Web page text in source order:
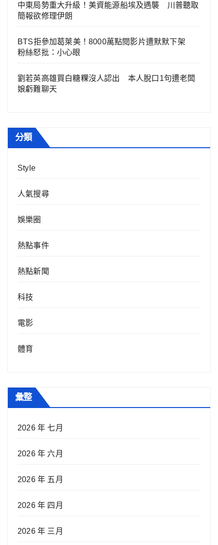
中東局勢重大升級！美資能源船埃及遇襲 川普聽取
簡報欲修理伊朗
BTS拒參加葛萊美！8000萬點閱影片遭默默下架
粉絲怒批：小心眼
劉若英高雄買白糖粿沒人認出 本人脫口1句遭老闆
娘虧難聊天
分類
Style
人氣搜尋
娛樂圈
熱點事件
熱點新聞
科技
電影
體育
彙整
2026 年 七月
2026 年 六月
2026 年 五月
2026 年 四月
2026 年 三月